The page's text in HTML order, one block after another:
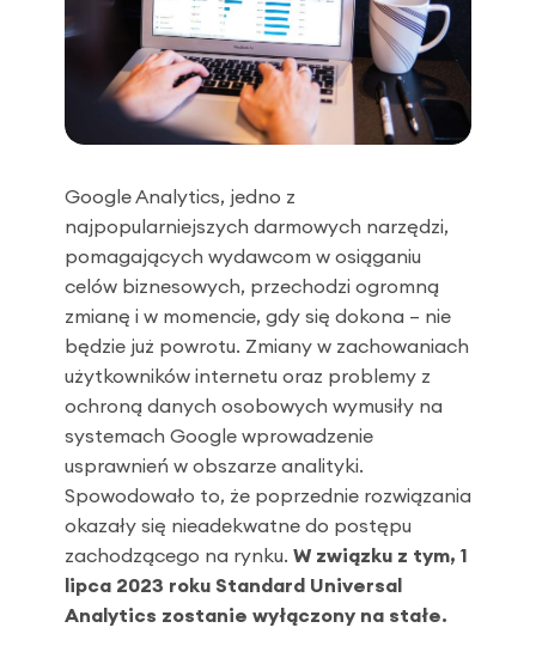
Google Analytics, jedno z
najpopularniejszych darmowych narzędzi,
pomagających wydawcom w osiąganiu
celów biznesowych, przechodzi ogromną
zmianę i w momencie, gdy się dokona – nie
będzie już powrotu. Zmiany w zachowaniach
użytkowników internetu oraz problemy z
ochroną danych osobowych wymusiły na
systemach Google wprowadzenie
usprawnień w obszarze analityki.
Spowodowało to, że poprzednie rozwiązania
okazały się nieadekwatne do postępu
zachodzącego na rynku. W związku z tym, 1
lipca 2023 roku Standard Universal
Analytics zostanie wyłączony na stałe.